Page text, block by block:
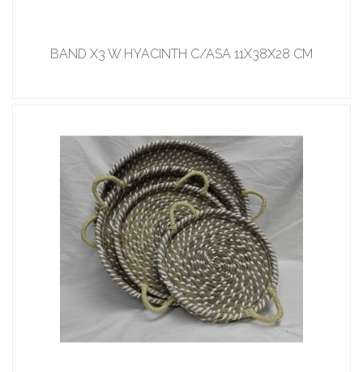
BAND X3 W HYACINTH C/ASA 11X38X28 CM